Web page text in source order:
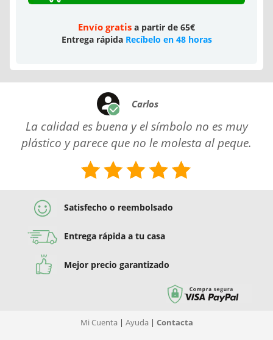
Envío gratis a partir de 65€
Entrega rápida Recíbelo en 48 horas
Carlos
La calidad es buena y el símbolo no es muy
plástico y parece que no le molesta al peque.
Satisfecho o reembolsado
Entrega rápida a tu casa
Mejor precio garantizado
Mi Cuenta | Ayuda | Contacta